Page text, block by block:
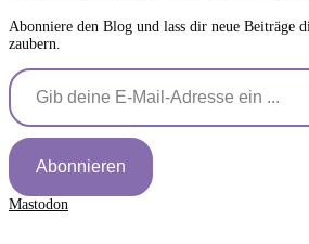
Abonniere den Blog und lass dir neue Beiträge
zaubern.
Gib deine E-Mail-Adresse ein ...
Abonnieren
Mastodon